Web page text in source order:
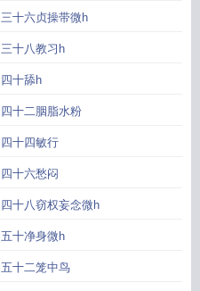
三十六贞操带微h
三十八教习h
四十舔h
四十二胭脂水粉
四十四敏行
四十六愁闷
四十八窃权妄念微h
五十净身微h
五十二笼中鸟